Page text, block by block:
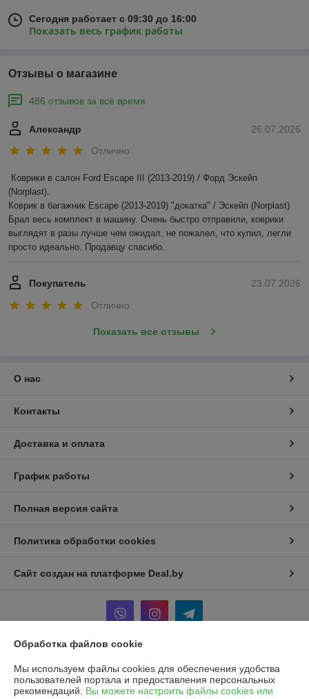
Сегодня работает с 09:30 до 16:00
Показать весь график работы
Отзывы о магазине
486 отзывов за всё время
26.07.2026
Александр
Отлично
Коврики в салон Ford Escape III (2013-2019) / Форд Эскейп
(Norplast).
Коврик в багажник Escape (2013-2019) "докатка" / Эскейп (Norplast)
Брал весь комплект в машину. Очень быстро отправили, коврики
выглядят в разы лучше чем ожидал, не пожалел, что купил, легли
просто идеально. Продавцу спасибо.
23.07.2026
Покупатель
Отлично
Показать все отзывы
О нас
Контакты
Доставка и оплата
График работы
Полная версия сайта
Политика обработки cookies
Сайт создан на платформе Deal.by
Информация для покупателя
Юридическое лицо: Частное унитарное предприятие «Рапидита»
220140, г. Минск, ул. Лещинского, 14А, пом. 342
Обработка файлов cookie
Мы используем файлы cookies для обеспечения удобства
пользователей портала и предоставления персональных
рекомендаций. Вы можете настроить файлы cookies или